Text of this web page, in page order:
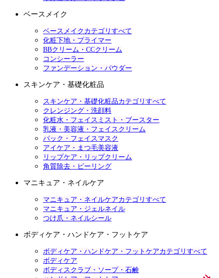
ベースメイク
ベースメイクカテゴリすべて
化粧下地・プライマー
BBクリーム・CCクリーム
コンシーラー
ファンデーション・パウダー
スキンケア・基礎化粧品
スキンケア・基礎化粧品カテゴリすべて
クレンジング・洗顔料
化粧水・フェイスミスト・ブースター
乳液・美容液・フェイスクリーム
パック・フェイスマスク
アイケア・まつ毛美容液
リップケア・リップクリーム
角質除去・ピーリング
マニキュア・ネイルケア
マニキュア・ネイルケアカテゴリすべて
マニキュア・ジェルネイル
つけ爪・ネイルシール
ボディケア・ハンドケア・フットケア
ボディケア・ハンドケア・フットケアカテゴリすべて
ボディケア
ボディスクラブ・ソープ・石鹸